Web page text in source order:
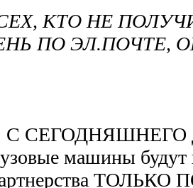
КТО НЕ
ПО ЭЛ.ПОЧТЕ,
СЕГОДНЯШНЕГО
машины будут